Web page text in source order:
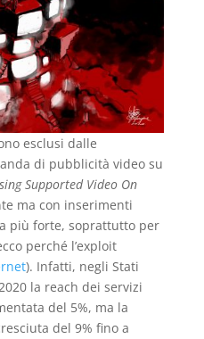
esclusi dalle
di pubblicità video su
Supported Video On
ma con inserimenti
più forte, soprattutto per
perché l’exploit
). Infatti, negli Stati
la reach dei servizi
del 5%, ma la
del 9% fino a